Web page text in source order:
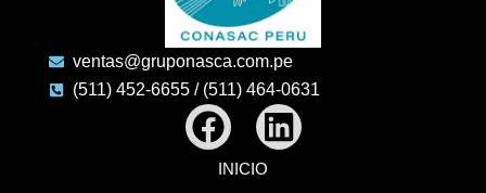
ventas@gruponasca.com.pe
(511) 452-6655 / (511) 464-0631
Facebook
Linkedin
INICIO